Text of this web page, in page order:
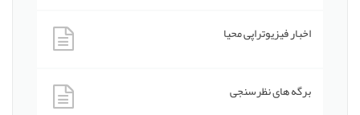
اخبار فیزیوتراپی محیا
برگه های نظرسنجی